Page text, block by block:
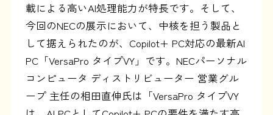
載による高いAI処理能力が特長です。そして、
今回のNECの展示において、中核を担う製品と
して据えられたのが、Copilot+ PC対応の最新AI
PC「VersaPro タイプVY」です。NECパーソナル
コンピュータ ディストリビューター 営業グル
ープ 主任の相田直伸氏は「VersaPro タイプVY